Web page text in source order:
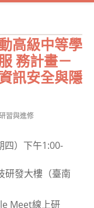
高級中等學
務計畫－
訊安全與隱
習與進修
四）下午1:00-
研發大樓（臺南
Meet線上研